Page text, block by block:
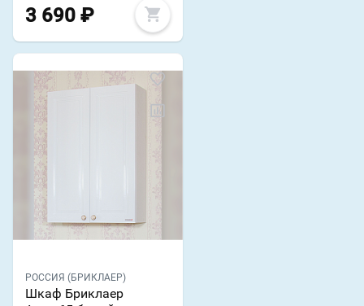
3 690 ₽
РОССИЯ (БРИКЛАЕР)
Шкаф Бриклаер